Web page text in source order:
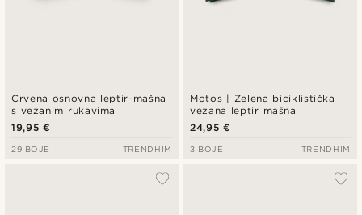
Crvena osnovna leptir-mašna
s vezanim rukavima
19,95 €
29 BOJE TRENDHIM
Motos | Zelena biciklistička
vezana leptir mašna
24,95 €
3 BOJE TRENDHIM